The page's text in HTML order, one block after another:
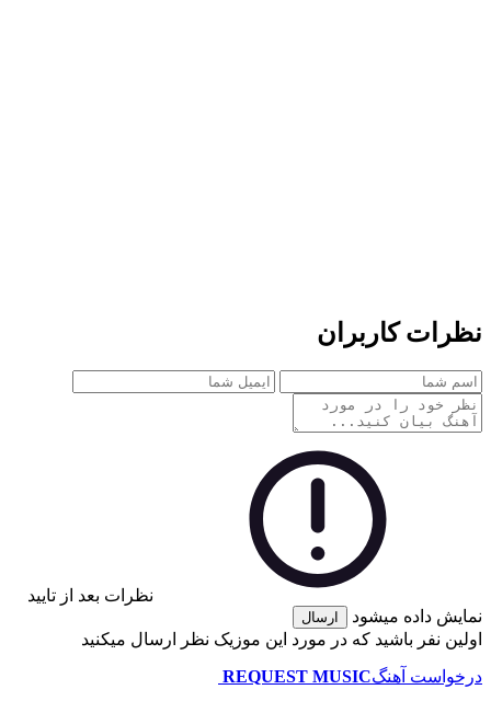
نظرات کاربران
نظرات بعد از تایید
نمایش داده میشود
ارسال
اولین نفر باشید که در مورد این موزیک نظر ارسال میکنید
درخواست آهنگREQUEST MUSIC